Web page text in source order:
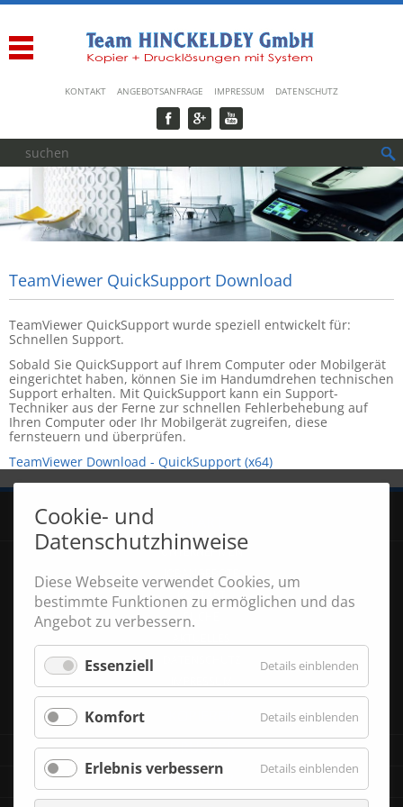
Navigation
überspringen
KONTAKT ANGEBOTSANFRAGE IMPRESSUM DATENSCHUTZ
TeamViewer QuickSupport Download
TeamViewer QuickSupport wurde speziell entwickelt für:
Schnellen Support.
Sobald Sie QuickSupport auf Ihrem Computer oder Mobilgerät
eingerichtet haben, können Sie im Handumdrehen technischen
Support erhalten. Mit QuickSupport kann ein Support-
Techniker aus der Ferne zur schnellen Fehlerbehebung auf
Ihren Computer oder Ihr Mobilgerät zugreifen, diese
fernsteuern und überprüfen.
TeamViewer Download - QuickSupport (x64)
Cookie- und
Datenschutzhinweise
Diese Webseite verwendet Cookies, um
bestimmte Funktionen zu ermöglichen und das
Angebot zu verbessern.
Essenziell Details einblenden
Komfort Details einblenden
Komfort
Erlebnis verbessern Details einblenden
Erlebnis
überspringen
UNTERNEHMEN
JOBANGEBOTE
KONTAKT
SUCHE
DRUCKER
SCANNER